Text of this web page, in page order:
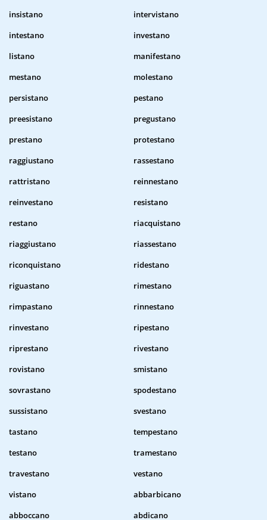
insistano
intervistano
intestano
investano
listano
manifestano
mestano
molestano
persistano
pestano
preesistano
pregustano
prestano
protestano
raggiustano
rassestano
rattristano
reinnestano
reinvestano
resistano
restano
riacquistano
riaggiustano
riassestano
riconquistano
ridestano
riguastano
rimestano
rimpastano
rinnestano
rinvestano
ripestano
riprestano
rivestano
rovistano
smistano
sovrastano
spodestano
sussistano
svestano
tastano
tempestano
testano
tramestano
travestano
vestano
vistano
abbarbicano
abboccano
abdicano